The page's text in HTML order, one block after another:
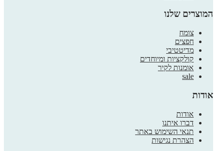
המוצרים שלנו
צומח
חפצים
מדיטטיבי
קולקציות ומיוחדים
אומנות לקיר
sale
אודות
אודות
דברו איתנו
תנאי השימוש באתר
הצהרת נגישות